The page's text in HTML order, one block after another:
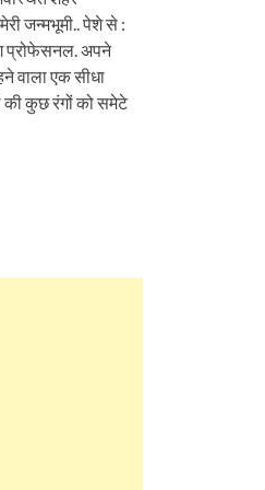
जन्मभूमी.. पेशे से :
प्रोफेसनल. अपने
वाला एक सीधा
की कुछ रंगों को समेटे